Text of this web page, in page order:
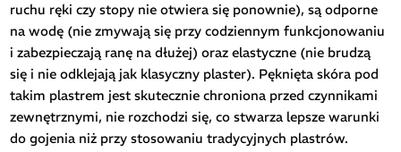
ruchu ręki czy stopy nie otwiera się ponownie), są odporne
na wodę (nie zmywają się przy codziennym funkcjonowaniu
i zabezpieczają ranę na dłużej) oraz elastyczne (nie brudzą
się i nie odklejają jak klasyczny plaster). Pęknięta skóra pod
takim plastrem jest skutecznie chroniona przed czynnikami
zewnętrznymi, nie rozchodzi się, co stwarza lepsze warunki
do gojenia niż przy stosowaniu tradycyjnych plastrów.